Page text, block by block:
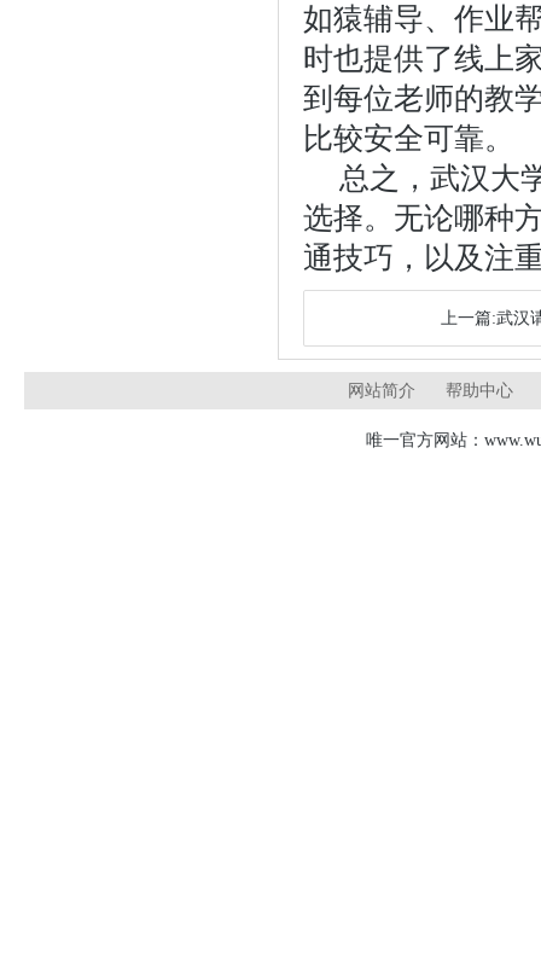
如猿辅导、作业
时也提供了线上
到每位老师的教
比较安全可靠。
总之，武汉大
选择。无论哪种
通技巧，以及注
上一篇:武汉
网站简介 帮助中心
唯一官方网站：